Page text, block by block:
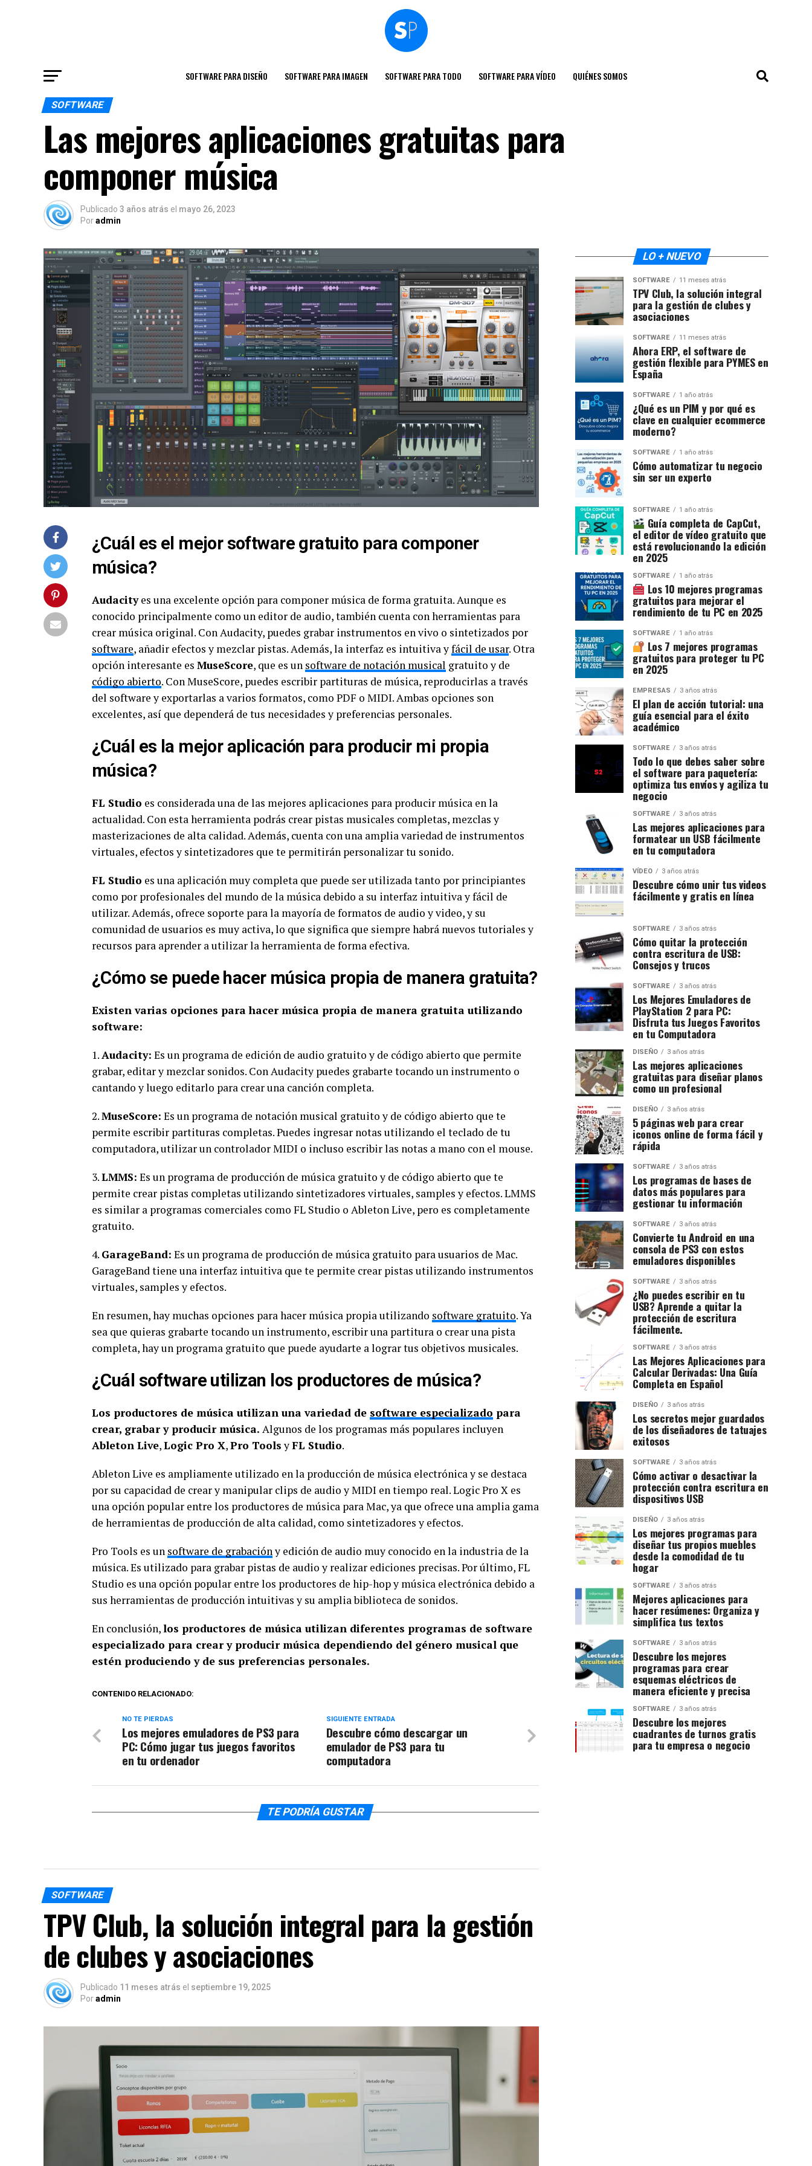
SOFTWARE PARA DISEÑO SOFTWARE PARA IMAGEN SOFTWARE PARA TODO SOFTWARE PARA VÍDEO QUIÉNES SOMOS
SOFTWARE
Las mejores aplicaciones gratuitas para
componer música
Publicado 3 años atrás el mayo 26, 2023
Poradmin
¿Cuál es el mejor software gratuito para componer
música?
Audacityes una excelente opción para componer música de forma gratuita. Aunque es
conocido principalmente como un editor de audio, también cuenta con herramientas para
crear música original. Con Audacity, puedes grabar instrumentos en vivo o sintetizados por
software, añadir efectos y mezclar pistas. Además, la interfaz es intuitiva yfácil de usar. Otra
opción interesante es MuseScore, que es un software de notación musical gratuito y de
código abierto. Con MuseScore, puedes escribir partituras de música, reproducirlas a través
del software y exportarlas a varios formatos, como PDF o MIDI. Ambas opciones son
excelentes, así que dependerá de tus necesidades y preferencias personales.
¿Cuál es la mejor aplicación para producir mi propia
música?
FL Studio es considerada una de las mejores aplicaciones para producir música en la
actualidad. Con esta herramienta podrás crear pistas musicales completas, mezclas y
masterizaciones de alta calidad. Además, cuenta con una amplia variedad de instrumentos
virtuales, efectos y sintetizadores que te permitirán personalizar tu sonido.
FL Studio es una aplicación muy completa que puede ser utilizada tanto por principiantes
como por profesionales del mundo de la música debido a su interfaz intuitiva y fácil de
utilizar. Además, ofrece soporte para la mayoría de formatos de audio y video, y su
comunidad de usuarios es muy activa, lo que significa que siempre habrá nuevos tutoriales y
recursos para aprender a utilizar la herramienta de forma efectiva.
¿Cómo se puede hacer música propia de manera gratuita?
Existen varias opciones para hacer música propia de manera gratuita utilizando
software:
1.Audacity: Es un programa de edición de audio gratuito y de código abierto que permite
grabar, editar y mezclar sonidos. Con Audacity puedes grabarte tocando un instrumento o
cantando y luego editarlo para crear una canción completa.
2.MuseScore: Es un programa de notación musical gratuito y de código abierto que te
permite escribir partituras completas. Puedes ingresar notas utilizando el teclado de tu
computadora, utilizar un controlador MIDI o incluso escribir las notas a mano con el mouse.
3.LMMS: Es un programa de producción de música gratuito y de código abierto que te
permite crear pistas completas utilizando sintetizadores virtuales, samples y efectos. LMMS
es similar a programas comerciales como FL Studio o Ableton Live, pero es completamente
gratuito.
4. GarageBand: Es un programa de producción de música gratuito para usuarios de Mac.
GarageBand tiene una interfaz intuitiva que te permite crear pistas utilizando instrumentos
virtuales, samples y efectos.
En resumen, hay muchas opciones para hacer música propia utilizando software gratuito. Ya
sea que quieras grabarte tocando un instrumento, escribir una partitura o crear una pista
completa, hay un programa gratuito que puede ayudarte a lograr tus objetivos musicales.
¿Cuál software utilizan los productores de música?
Los productores de música utilizan una variedad de software especializado para
crear, grabar y producir música. Algunos de los programas más populares incluyen
Ableton Live,Logic Pro X,Pro ToolsyFL Studio.
Ableton Live es ampliamente utilizado en la producción de música electrónica y se destaca
por su capacidad de crear y manipular clips de audio y MIDI en tiempo real. Logic Pro X es
una opción popular entre los productores de música para Mac, ya que ofrece una amplia gama
de herramientas de producción de alta calidad, como sintetizadores y efectos.
Pro Tools es un software de grabacióny edición de audio muy conocido en la industria de la
música. Es utilizado para grabar pistas de audio y realizar ediciones precisas. Por último, FL
Studio es una opción popular entre los productores de hip-hop y música electrónica debido a
sus herramientas de producción intuitivas y su amplia biblioteca de sonidos.
En conclusión,los productores de música utilizan diferentes programas de software
especializado para crear y producir música dependiendo del género musical que
estén produciendo y de sus preferencias personales.
CONTENIDO RELACIONADO:
SIGUIENTE ENTRADA
Descubre cómo descargar un
emulador de PS3 para tu
computadora
NO TE PIERDAS
Los mejores emuladores de PS3 para
PC: Cómo jugar tus juegos favoritos
en tu ordenador
TE PODRÍA GUSTAR
SOFTWARE
TPV Club, la solución integral para la gestión
de clubes y asociaciones
Publicado 11 meses atrás el septiembre 19, 2025
Poradmin
LO + NUEVO
SOFTWARE 11 meses atrás
TPV Club, la solución integral
para la gestión de clubes y
asociaciones
SOFTWARE 11 meses atrás
Ahora ERP, el software de
gestión flexible para PYMES en
España
SOFTWARE 1 año atrás
¿Qué es un PIM y por qué es
clave en cualquier ecommerce
moderno?
SOFTWARE 1 año atrás
Cómo automatizar tu negocio
sin ser un experto
SOFTWARE 1 año atrás
Guía completa de CapCut,
el editor de vídeo gratuito que
está revolucionando la edición
en 2025
SOFTWARE 1 año atrás
Los 10 mejores programas
gratuitos para mejorar el
rendimiento de tu PC en 2025
SOFTWARE 1 año atrás
Los 7 mejores programas
gratuitos para proteger tu PC
en 2025
EMPRESAS 3 años atrás
El plan de acción tutorial: una
guía esencial para el éxito
académico
SOFTWARE 3 años atrás
Todo lo que debes saber sobre
el software para paquetería:
optimiza tus envíos y agiliza tu
negocio
SOFTWARE 3 años atrás
Las mejores aplicaciones para
formatear un USB fácilmente
en tu computadora
VÍDEO 3 años atrás
Descubre cómo unir tus videos
fácilmente y gratis en línea
SOFTWARE 3 años atrás
Cómo quitar la protección
contra escritura de USB:
Consejos y trucos
SOFTWARE 3 años atrás
Los Mejores Emuladores de
PlayStation 2 para PC:
Disfruta tus Juegos Favoritos
en tu Computadora
DISEÑO 3 años atrás
Las mejores aplicaciones
gratuitas para diseñar planos
como un profesional
DISEÑO 3 años atrás
5 páginas web para crear
iconos online de forma fácil y
rápida
SOFTWARE 3 años atrás
Los programas de bases de
datos más populares para
gestionar tu información
SOFTWARE 3 años atrás
Convierte tu Android en una
consola de PS3 con estos
emuladores disponibles
SOFTWARE 3 años atrás
¿No puedes escribir en tu
USB? Aprende a quitar la
protección de escritura
fácilmente.
SOFTWARE 3 años atrás
Las Mejores Aplicaciones para
Calcular Derivadas: Una Guía
Completa en Español
DISEÑO 3 años atrás
Los secretos mejor guardados
de los diseñadores de tatuajes
exitosos
SOFTWARE 3 años atrás
Cómo activar o desactivar la
protección contra escritura en
dispositivos USB
DISEÑO 3 años atrás
Los mejores programas para
diseñar tus propios muebles
desde la comodidad de tu
hogar
SOFTWARE 3 años atrás
Mejores aplicaciones para
hacer resúmenes: Organiza y
simplifica tus textos
SOFTWARE 3 años atrás
Descubre los mejores
programas para crear
esquemas eléctricos de
manera eficiente y precisa
SOFTWARE 3 años atrás
Descubre los mejores
cuadrantes de turnos gratis
para tu empresa o negocio